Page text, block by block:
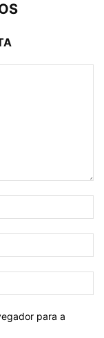
para a